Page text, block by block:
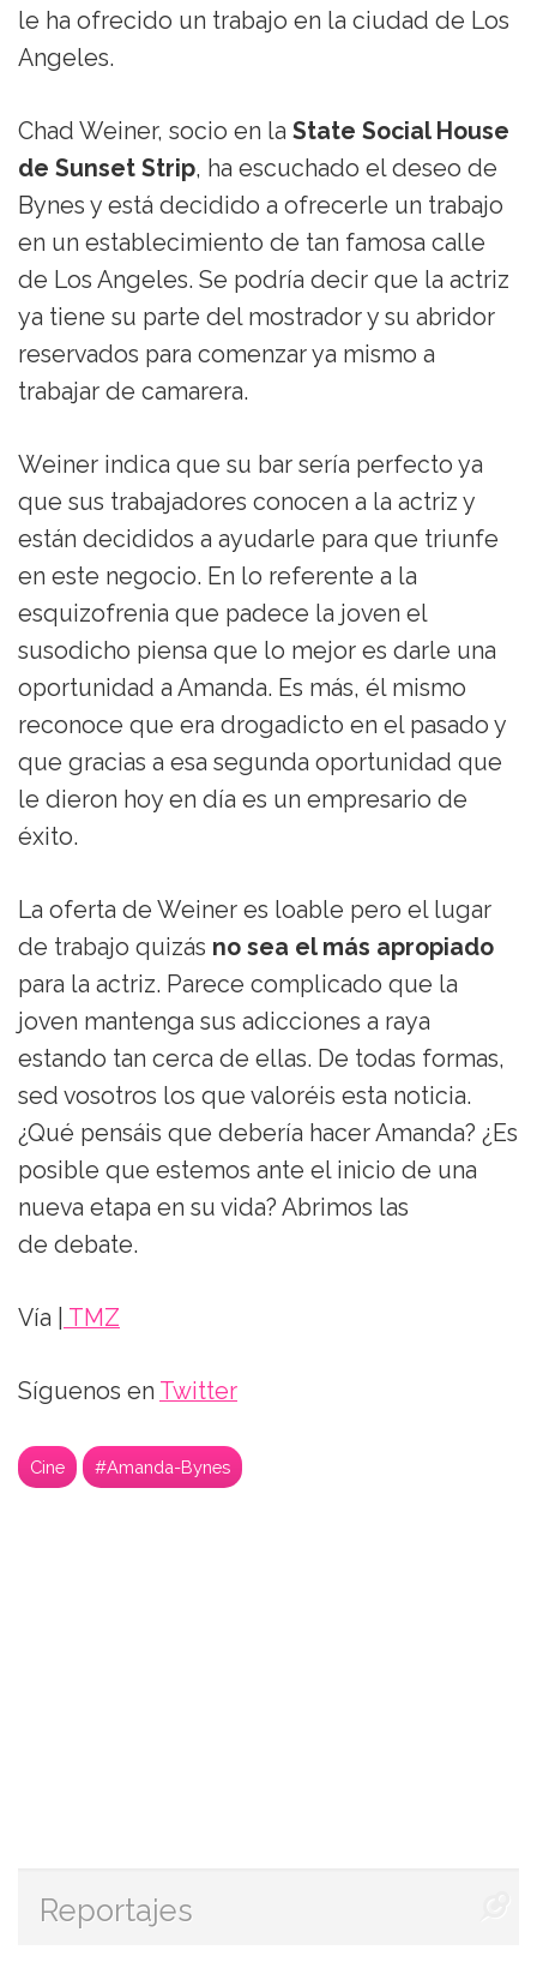
le ha ofrecido un trabajo en la ciudad de Los
Angeles.
Chad Weiner, socio en la State Social House
de Sunset Strip, ha escuchado el deseo de
Bynes y está decidido a ofrecerle un trabajo
en un establecimiento de tan famosa calle
de Los Angeles. Se podría decir que la actriz
ya tiene su parte del mostrador y su abridor
reservados para comenzar ya mismo a
trabajar de camarera.
Weiner indica que su bar sería perfecto ya
que sus trabajadores conocen a la actriz y
están decididos a ayudarle para que triunfe
en este negocio. En lo referente a la
esquizofrenia que padece la joven el
susodicho piensa que lo mejor es darle una
oportunidad a Amanda. Es más, él mismo
reconoce que era drogadicto en el pasado y
que gracias a esa segunda oportunidad que
le dieron hoy en día es un empresario de
éxito.
La oferta de Weiner es loable pero el lugar
de trabajo quizás no sea el más apropiado
para la actriz. Parece complicado que la
joven mantenga sus adicciones a raya
estando tan cerca de ellas. De todas formas,
sed vosotros los que valoréis esta noticia.
¿Qué pensáis que debería hacer Amanda? ¿Es
posible que estemos ante el inicio de una
nueva etapa en su vida? Abrimos las
de debate.
Vía | TMZ
Síguenos en Twitter
Cine #Amanda-Bynes
Reportajes